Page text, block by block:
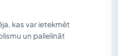
kas var ietekmēt
un palielināt